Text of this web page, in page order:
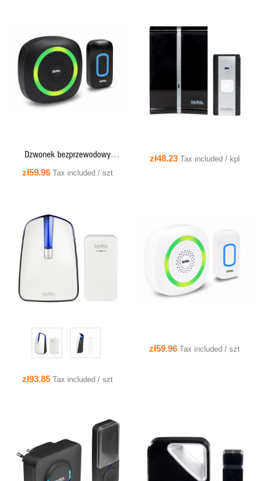
QUICK VIEW
Dzwonek bezprzewodowy
bateryjny DANCE II czarny ST-420B
zł59.96 Tax included / szt
QUICK VIEW
zł48.23 Tax included / kpl
QUICK VIEW
zł93.85 Tax included / szt
QUICK VIEW
zł59.96 Tax included / szt
QUICK VIEW QUICK VIEW